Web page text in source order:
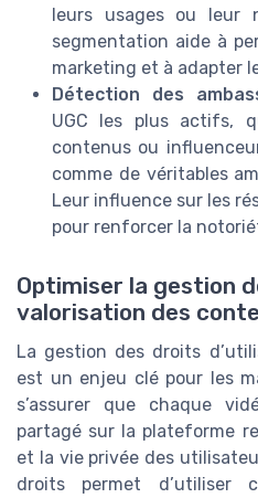
leurs usages ou leur
segmentation aide à
marketing et à adapter
Détection des
UGC les plus actifs,
contenus ou
comme de véritables
Leur influence sur les
pour renforcer la
Optimiser la gestion
valorisation des
La gestion des droits
est un enjeu clé pour les
s’assurer que chaque
partagé sur la plateforme
et la vie privée des
droits permet d’utiliser